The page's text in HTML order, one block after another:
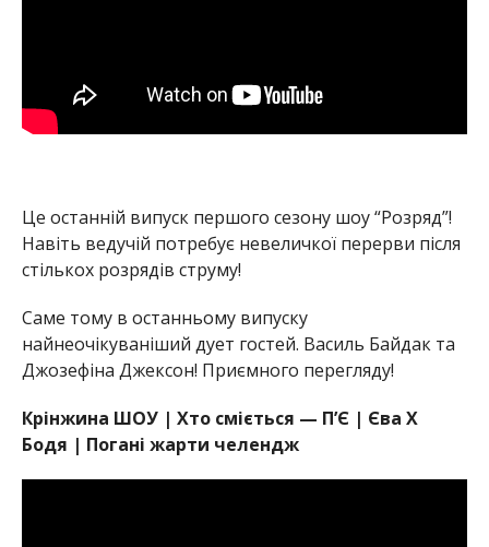
Це останній випуск першого сезону шоу “Розряд”!
Навіть ведучій потребує невеличкої перерви після
стількох розрядів струму!
Саме тому в останньому випуску
найнеочікуваніший дует гостей. Василь Байдак та
Джозефіна Джексон! Приємного перегляду!
Крінжина ШОУ | Хто сміється — П’Є | Єва Х
Бодя | Погані жарти челендж